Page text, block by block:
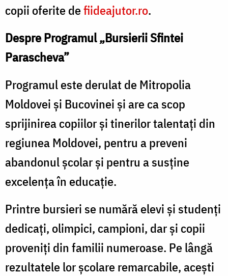
copii oferite defiideajutor.ro.
Despre Programul „Bursierii Sfintei
Parascheva”
Programul este derulat de Mitropolia
Moldovei și Bucovinei și are ca scop
sprijinirea copiilor și tinerilor talentați din
regiunea Moldovei, pentru a preveni
abandonul școlar și pentru a susține
excelența în educație.
Printre bursieri se numără elevi și studenți
dedicați, olimpici, campioni, dar și copii
proveniți din familii numeroase. Pe lângă
rezultatele lor școlare remarcabile, acești